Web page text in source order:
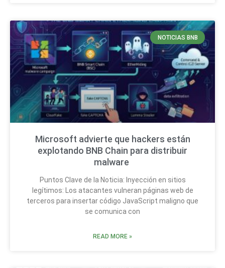
NOTICIAS BNB
Microsoft advierte que hackers están
explotando BNB Chain para distribuir
malware
Puntos Clave de la Noticia: Inyección en sitios
legítimos: Los atacantes vulneran páginas web de
terceros para insertar código JavaScript maligno que
se comunica con
READ MORE »